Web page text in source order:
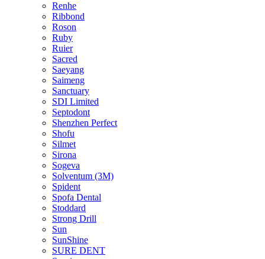
Renhe
Ribbond
Roson
Ruby
Ruier
Sacred
Saeyang
Saimeng
Sanctuary
SDI Limited
Septodont
Shenzhen Perfect
Shofu
Silmet
Sirona
Sogeva
Solventum (3M)
Spident
Spofa Dental
Stoddard
Strong Drill
Sun
SunShine
SURE DENT